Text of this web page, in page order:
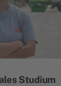
Studium